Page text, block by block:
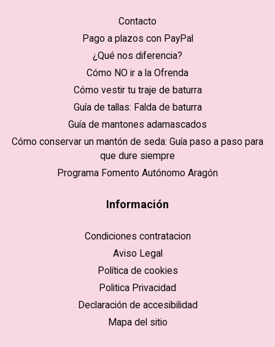
Contacto
Pago a plazos con PayPal
¿Qué nos diferencia?
Cómo NO ir a la Ofrenda
Cómo vestir tu traje de baturra
Guía de tallas: Falda de baturra
Guía de mantones adamascados
Cómo conservar un mantón de seda: Guía paso a paso para
que dure siempre
Programa Fomento Autónomo Aragón
Información
Condiciones contratacion
Aviso Legal
Política de cookies
Politica Privacidad
Declaración de accesibilidad
Mapa del sitio